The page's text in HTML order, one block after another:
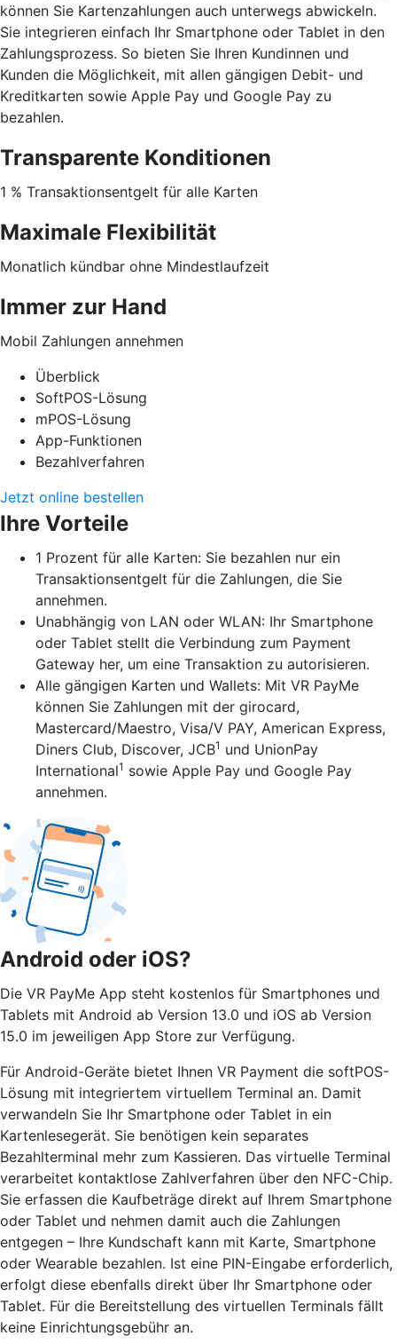
können Sie Kartenzahlungen auch unterwegs abwickeln.
Sie integrieren einfach Ihr Smartphone oder Tablet in den
Zahlungsprozess. So bieten Sie Ihren Kundinnen und
Kunden die Möglichkeit, mit allen gängigen Debit- und
Kreditkarten sowie Apple Pay und Google Pay zu
bezahlen.
Transparente Konditionen
1 % Transaktionsentgelt für alle Karten
Maximale Flexibilität
Monatlich kündbar ohne Mindestlaufzeit
Immer zur Hand
Mobil Zahlungen annehmen
Überblick
SoftPOS-Lösung
mPOS-Lösung
App-Funktionen
Bezahlverfahren
Jetzt online bestellen
Ihre Vorteile
1 Prozent für alle Karten: Sie bezahlen nur ein
Transaktionsentgelt für die Zahlungen, die Sie
annehmen.
Unabhängig von LAN oder WLAN: Ihr Smartphone
oder Tablet stellt die Verbindung zum Payment
Gateway her, um eine Transaktion zu autorisieren.
Alle gängigen Karten und Wallets: Mit VR PayMe
können Sie Zahlungen mit der girocard,
Mastercard/Maestro, Visa/V PAY, American Express,
Diners Club, Discover, JCB1 und UnionPay
International1 sowie Apple Pay und Google Pay
annehmen.
Android oder iOS?
Die VR PayMe App steht kostenlos für Smartphones und
Tablets mit Android ab Version 13.0 und iOS ab Version
15.0 im jeweiligen App Store zur Verfügung.
Für Android-Geräte bietet Ihnen VR Payment die softPOS-
Lösung mit integriertem virtuellem Terminal an. Damit
verwandeln Sie Ihr Smartphone oder Tablet in ein
Kartenlesegerät. Sie benötigen kein separates
Bezahlterminal mehr zum Kassieren. Das virtuelle Terminal
verarbeitet kontaktlose Zahlverfahren über den NFC-Chip.
Sie erfassen die Kaufbeträge direkt auf Ihrem Smartphone
oder Tablet und nehmen damit auch die Zahlungen
entgegen – Ihre Kundschaft kann mit Karte, Smartphone
oder Wearable bezahlen. Ist eine PIN-Eingabe erforderlich,
erfolgt diese ebenfalls direkt über Ihr Smartphone oder
Tablet. Für die Bereitstellung des virtuellen Terminals fällt
keine Einrichtungsgebühr an.